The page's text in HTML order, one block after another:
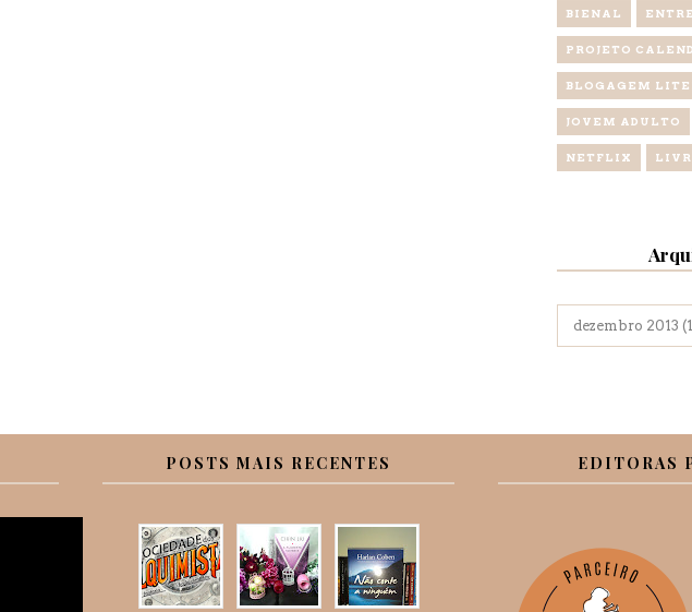
BIENAL
PROJETO
BLOGAGEM
JOVEM ADULTO
NETFLIX
POSTS MAIS RECENTES EDITORAS